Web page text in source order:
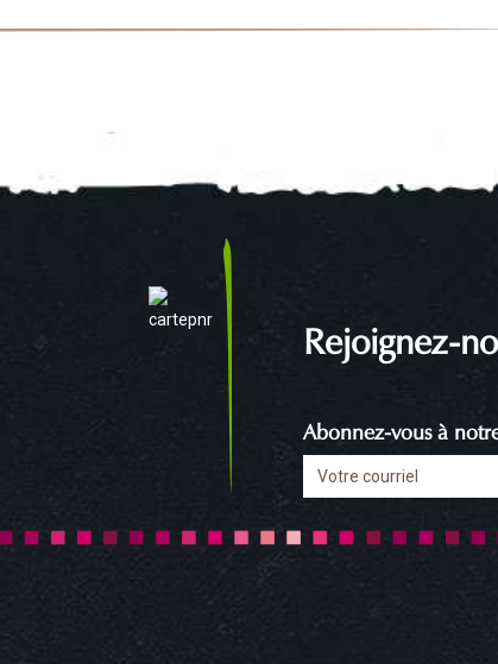
Rejoignez-
Abonnez-vous à